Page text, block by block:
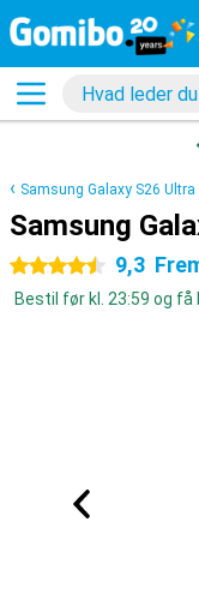
Samsung Galaxy S26 Ultra
Samsung
4.5 stjerner 9,3
Bestil før kl. 23:59 og få